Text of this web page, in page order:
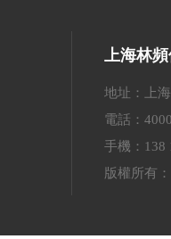
上海林
地址：上
電話：
手機：138
版權所有